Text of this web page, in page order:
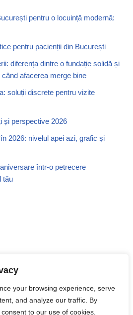
your browsing experience, serve
and analyze our traffic. By
to our use of cookies.
pentru o locuință modernă:
pentru pacienții din București
diferența dintre o fundație solidă și
afacerea merge bine
soluții discrete pentru vizite
și perspective 2026
2026: nivelul apei azi, grafic și
într-o petrecere
tău